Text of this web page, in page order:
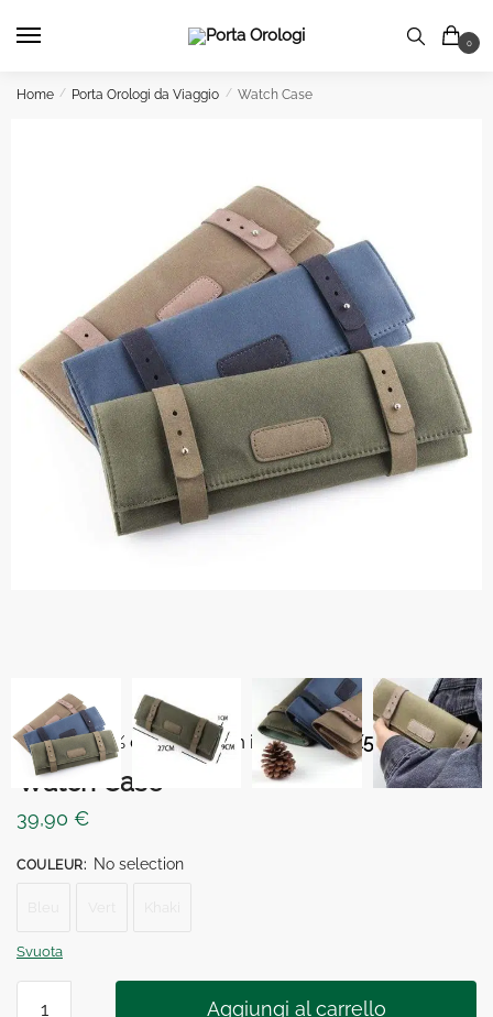
0
Home / Porta Orologi da Viaggio / Watch Case
-10% ⏳ 5% di sconto con il codiceBOX5
Watch Case
39,90 €
COULEUR: No selection
Svuota
Aggiungi al carrello